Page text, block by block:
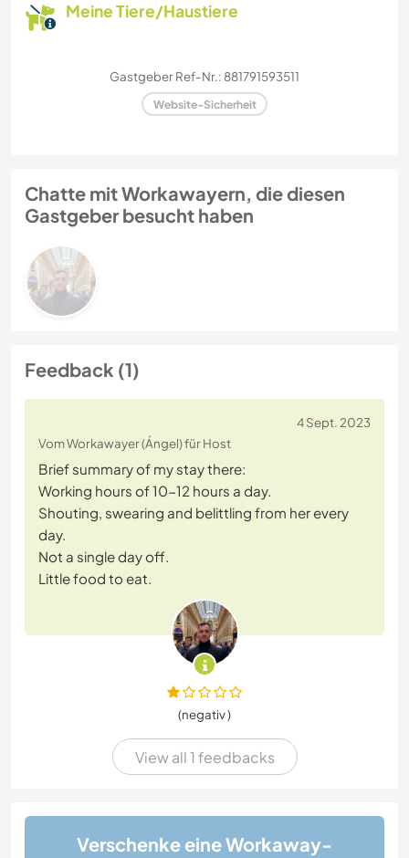
Meine Tiere/Haustiere
Gastgeber Ref-Nr.: 881791593511
Website-Sicherheit
Chatte mit Workawayern, die diesen
Gastgeber besucht haben
Feedback (1)
4 Sept. 2023
Vom Workawayer (Ángel) für Host
Brief summary of my stay there:
Working hours of 10-12 hours a day.
Shouting, swearing and belittling from her every
day.
Not a single day off.
Little food to eat.
(negativ )
View all 1 feedbacks
Verschenke eine Workaway-